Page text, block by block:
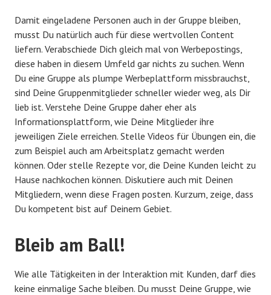
Damit eingeladene Personen auch in der Gruppe bleiben,
musst Du natürlich auch für diese wertvollen Content
liefern. Verabschiede Dich gleich mal von Werbepostings,
diese haben in diesem Umfeld gar nichts zu suchen. Wenn
Du eine Gruppe als plumpe Werbeplattform missbrauchst,
sind Deine Gruppenmitglieder schneller wieder weg, als Dir
lieb ist. Verstehe Deine Gruppe daher eher als
Informationsplattform, wie Deine Mitglieder ihre
jeweiligen Ziele erreichen. Stelle Videos für Übungen ein, die
zum Beispiel auch am Arbeitsplatz gemacht werden
können. Oder stelle Rezepte vor, die Deine Kunden leicht zu
Hause nachkochen können. Diskutiere auch mit Deinen
Mitgliedern, wenn diese Fragen posten. Kurzum, zeige, dass
Du kompetent bist auf Deinem Gebiet.
Bleib am Ball!
Wie alle Tätigkeiten in der Interaktion mit Kunden, darf dies
keine einmalige Sache bleiben. Du musst Deine Gruppe, wie